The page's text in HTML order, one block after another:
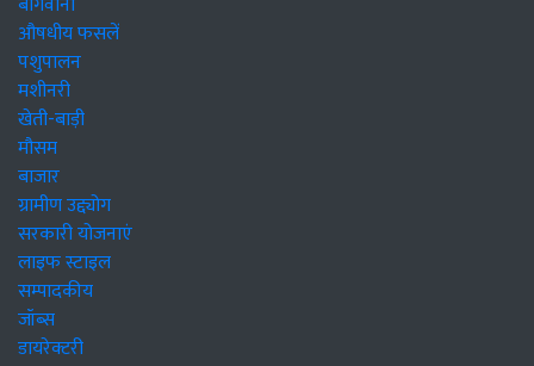
औषधीय फसलें
पशुपालन
मशीनरी
खेती-बाड़ी
मौसम
बाजार
ग्रामीण उद्द्योग
सरकारी योजनाएं
लाइफ स्टाइल
सम्पादकीय
जॉब्स
डायरेक्टरी